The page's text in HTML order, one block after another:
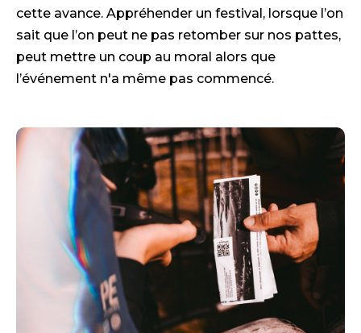
cette avance. Appréhender un festival, lorsque l’on
sait que l’on peut ne pas retomber sur nos pattes,
peut mettre un coup au moral alors que
l’événement n'a même pas commencé.